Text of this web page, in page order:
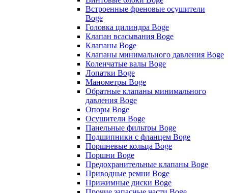
Встроенные френовые осушители
Boge
Головка цилиндра Boge
Клапан всасывания Boge
Клапаны Boge
Клапаны минимального давления Boge
Коленчатые валы Boge
Лопатки Boge
Манометры Boge
Обратные клапаны минимального
давления Boge
Опоры Boge
Осушители Boge
Панельные фильтры Boge
Подшипники с фланцем Boge
Поршневые кольца Boge
Поршни Boge
Предохранительные клапаны Boge
Приводные ремни Boge
Прижимные диски Boge